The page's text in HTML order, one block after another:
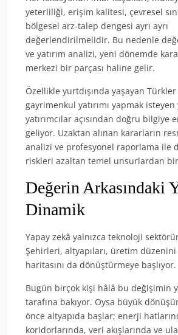
yeterliliği, erişim kalitesi, çevresel
bölgesel arz-talep dengesi ayrı ayrı
değerlendirilmelidir. Bu nedenle
ve yatırım analizi, yeni dönemde
merkezi bir parçası haline gelir.
Özellikle yurtdışında yaşayan Türkler
gayrimenkul yatırımı yapmak isteyen
yatırımcılar açısından doğru bilgiye
geliyor. Uzaktan alınan kararların
analizi ve profesyonel raporlama ile
riskleri azaltan temel unsurlardan
Değerin Arkasındaki
Dinamik
Yapay zekâ yalnızca teknoloji
Şehirleri, altyapıları, üretim düzenini
haritasını da dönüştürmeye başlıyor.
Bugün birçok kişi hâlâ bu değişimin
tarafına bakıyor. Oysa büyük
önce altyapıda başlar; enerji
koridorlarında, veri akışlarında ve